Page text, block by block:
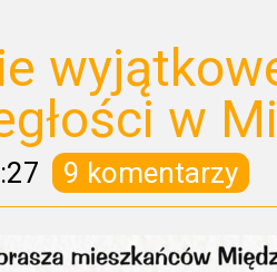
w
9 komentarzy